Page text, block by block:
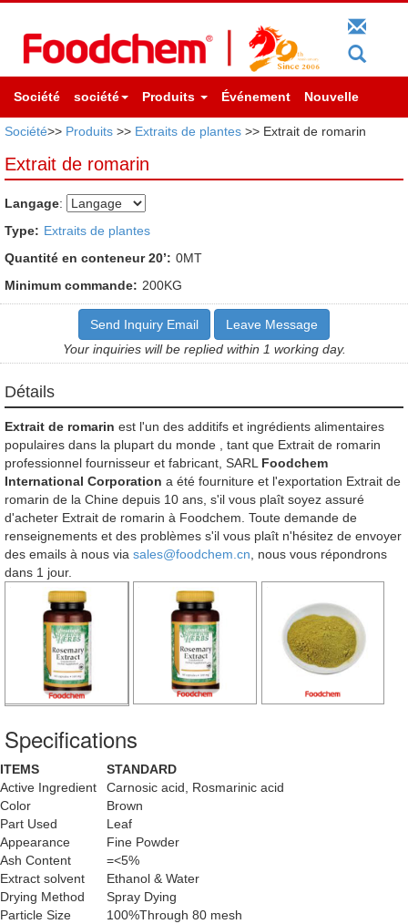
Société société Produits Événement Nouvelle
Société>> Produits >> Extraits de plantes >> Extrait de romarin
Extrait de romarin
Langage:
Type: Extraits de plantes
Quantité en conteneur 20’: 0MT
Minimum commande: 200KG
Send Inquiry Email
Leave Message
Your inquiries will be replied within 1 working day.
Détails
Extrait de romarin est l'un des additifs et ingrédients alimentaires
populaires dans la plupart du monde , tant que Extrait de romarin
professionnel fournisseur et fabricant, SARL Foodchem
International Corporation a été fourniture et l'exportation Extrait de
romarin de la Chine depuis 10 ans, s'il vous plaît soyez assuré
d'acheter Extrait de romarin à Foodchem. Toute demande de
renseignements et des problèmes s'il vous plaît n'hésitez de envoyer
des emails à nous via sales@foodchem.cn , nous vous répondrons
dans 1 jour.
Specifications
ITEMS
STANDARD
Active Ingredient
Carnosic acid, Rosmarinic acid
Color
Brown
Part Used
Leaf
Appearance
Fine Powder
Ash Content
=<5%
Extract solvent
Ethanol & Water
Drying Method
Spray Dying
Particle Size
100%Through 80 mesh